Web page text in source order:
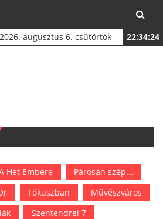
2026. augusztus 6. csütörtök 22:34:25
Hét Embere
Párosan szép...
Fókuszban
Művészváros
Szentendrei 7